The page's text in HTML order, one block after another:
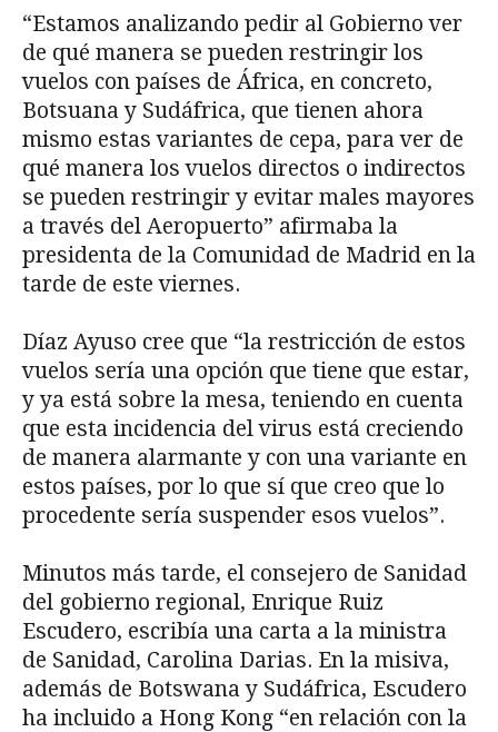
“Estamos analizando pedir al Gobierno ver
de qué manera se pueden restringir los
vuelos con países de África, en concreto,
Botsuana y Sudáfrica, que tienen ahora
mismo estas variantes de cepa, para ver de
qué manera los vuelos directos o indirectos
se pueden restringir y evitar males mayores
a través del Aeropuerto” afirmaba la
presidenta de la Comunidad de Madrid en la
tarde de este viernes.
Díaz Ayuso cree que “la restricción de estos
vuelos sería una opción que tiene que estar,
y ya está sobre la mesa, teniendo en cuenta
que esta incidencia del virus está creciendo
de manera alarmante y con una variante en
estos países, por lo que sí que creo que lo
procedente sería suspender esos vuelos”.
Minutos más tarde, el consejero de Sanidad
del gobierno regional, Enrique Ruiz
Escudero, escribía una carta a la ministra
de Sanidad, Carolina Darias. En la misiva,
además de Botswana y Sudáfrica, Escudero
ha incluido a Hong Kong “en relación con la